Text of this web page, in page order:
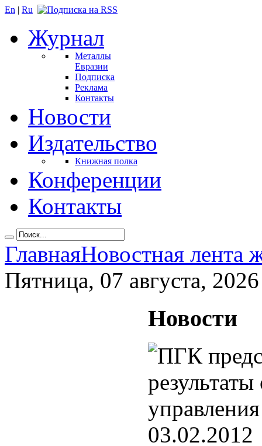
En | Ru
Журнал
Металлы
Евразии
Подписка
Реклама
Контакты
Новости
Издательство
Книжная полка
Конференции
Контакты
ГлавнаяНовостная лента
Пятница, 07 августа, 2026
Новости
03.02.2012